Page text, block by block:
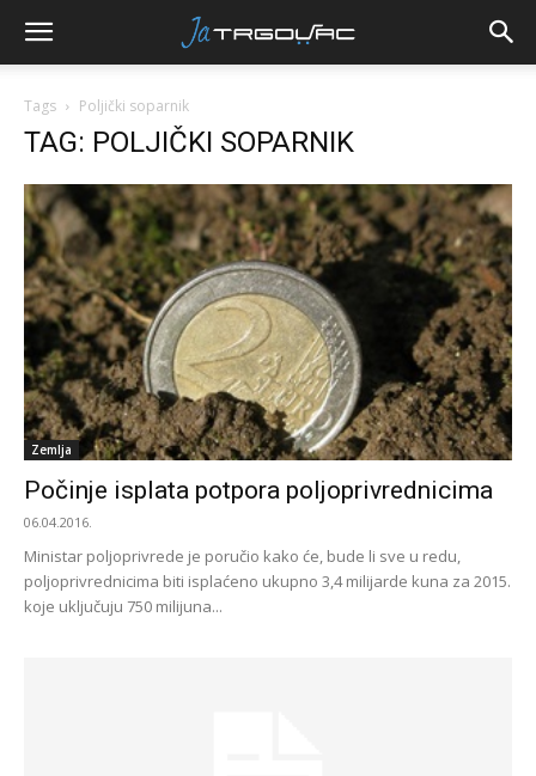
Tags Poljički soparnik
TAG: POLJIČKI SOPARNIK
Zemlja
Počinje isplata potpora poljoprivrednicima
06.04.2016.
Ministar poljoprivrede je poručio kako će, bude li sve u redu,
poljoprivrednicima biti isplaćeno ukupno 3,4 milijarde kuna za 2015.
koje uključuju 750 milijuna...